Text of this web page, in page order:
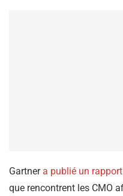
Gartner a publié un rapport
que rencontrent les CMO